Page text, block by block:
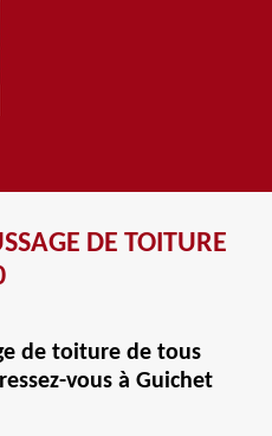
DE TOITURE
de toiture de tous
vous à Guichet